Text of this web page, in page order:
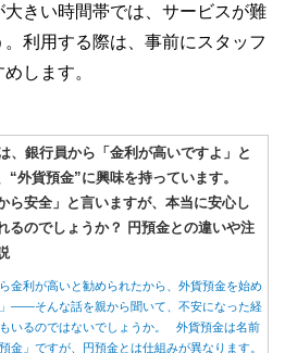
きい時間帯では、サービスが難
利用する際は、事前にスタッフ
します。
、銀行員から「金利が高いですよ」と
“外貨預金”に興味を持っています。
ら安全」と言いますが、本当に安心し
るのでしょうか？ 円預金との違いや注
ら金利が高いと勧められたから、外貨預金を始め
」――そんな話を親から聞いて、不安になった経
いるのではないでしょうか。 外貨預金は名前
金」ですが、円預金とは仕組みが異なります。